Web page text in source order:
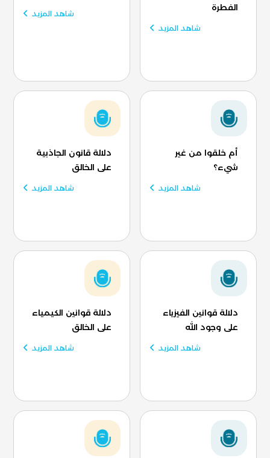
الفطرة
شاهد المزيد
شاهد المزيد
أم خلقوا من غير
شيء؟
شاهد المزيد
دلالة قانون الجاذبية
على الخالق
شاهد المزيد
دلالة قوانين الفيزياء
على وجود الله
شاهد المزيد
دلالة قوانين الكيمياء
على الخالق
شاهد المزيد